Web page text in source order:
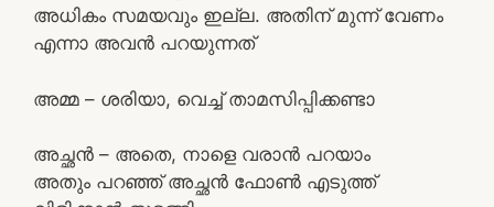
അധികം സമയവും ഇല്ല. അതിന് മുന്ന് വേണം
എന്നാ അവൻ പറയുന്നത്
അമ്മ – ശരിയാ, വെച്ച് താമസിപ്പിക്കണ്ടാ
അച്ഛൻ – അതെ, നാളെ വരാൻ പറയാം
അതും പറഞ്ഞ് അച്ഛൻ ഫോൺ എടുത്ത്